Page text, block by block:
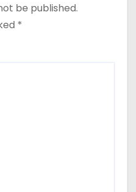
be published.
*